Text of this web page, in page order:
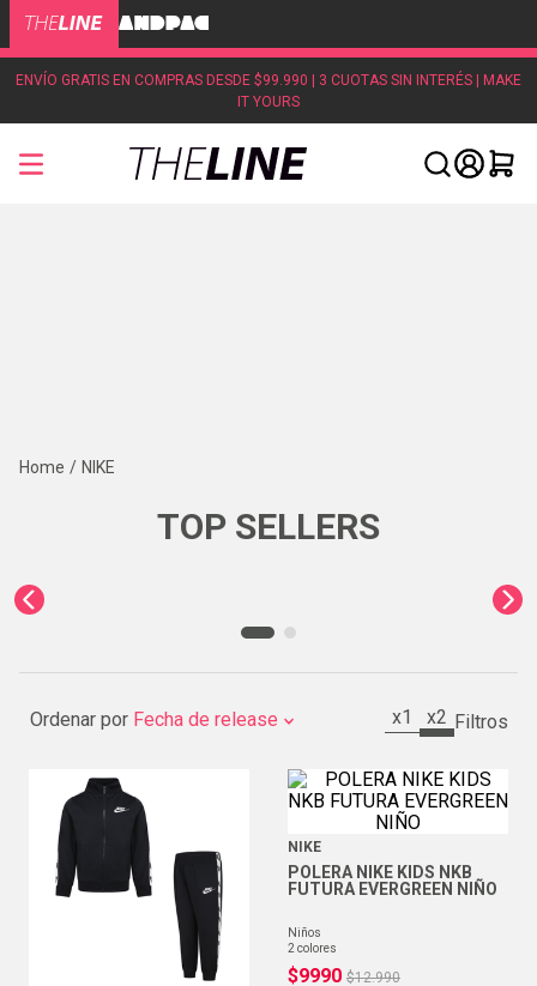
ENVÍO GRATIS EN COMPRAS DESDE $99.990 | 3 CUOTAS SIN INTERÉS | MAKE
IT YOURS
NIKE
TOP SELLERS
Ordenar por Fecha de release x1 x2
NIKE
POLERA NIKE KIDS NKB
FUTURA EVERGREEN NIÑO
niños
2 colores
$9990 $12.990